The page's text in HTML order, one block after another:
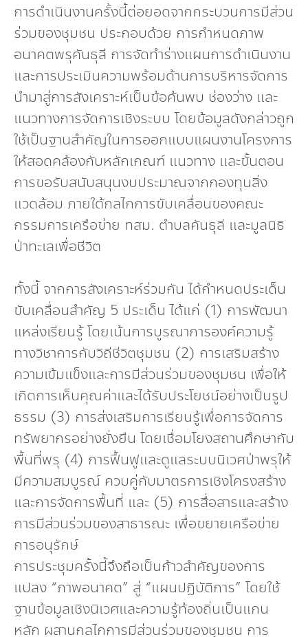
การดำเนินงานครั้งนี้ต่อยอดจากกระบวนการมีส่วน
ร่วมของชุมชน ประกอบด้วย การกำหนดภาพ
อนาคตพรุคันธุลี การจัดทำร่างแผนการดำเนินงาน
และการประเมินความพร้อมด้านการบริหารจัดการ
นำมาสู่การสังเคราะห์เป็นข้อค้นพบ ช่องว่าง และ
แนวทางการจัดการเชิงระบบ โดยข้อมูลดังกล่าวถูก
ใช้เป็นฐานสำคัญในการออกแบบแผนงานโครงการ
ให้สอดคล้องกับหลักเกณฑ์ แนวทาง และขั้นตอน
การขอรับสนับสนุนงบประมาณจากกองทุนสิ่ง
แวดล้อม ภายใต้กลไกการขับเคลื่อนของคณะ
กรรมการเครือข่าย ทสม. ตำบลคันธุลี และมูลนิธิ
ป่าทะเลเพื่อชีวิต
ทั้งนี้ จากการสังเคราะห์ร่วมกัน ได้กำหนดประเด็น
ขับเคลื่อนสำคัญ 5 ประเด็น ได้แก่ (1) การพัฒนา
แหล่งเรียนรู้ โดยเน้นการบูรณาการองค์ความรู้
ทางวิชาการกับวิถีชีวิตชุมชน (2) การเสริมสร้าง
ความเข้มแข็งและการมีส่วนร่วมของชุมชน เพื่อให้
เกิดการเห็นคุณค่าและได้รับประโยชน์อย่างเป็นรูป
ธรรม (3) การส่งเสริมการเรียนรู้เพื่อการจัดการ
ทรัพยากรอย่างยั่งยืน โดยเชื่อมโยงสถานศึกษากับ
พื้นที่พรุ (4) การฟื้นฟูและดูแลระบบนิเวศป่าพรุให้
มีความสมบูรณ์ ควบคู่กับมาตรการเชิงโครงสร้าง
และการจัดการพื้นที่ และ (5) การสื่อสารและสร้าง
การมีส่วนร่วมของสาธารณะ เพื่อขยายเครือข่าย
การอนุรักษ์
การประชุมครั้งนี้จึงถือเป็นก้าวสำคัญของการ
แปลง “ภาพอนาคต” สู่ “แผนปฏิบัติการ” โดยใช้
ฐานข้อมูลเชิงนิเวศและความรู้ท้องถิ่นเป็นแกน
หลัก ผสานกลไกการมีส่วนร่วมของชุมชน การ